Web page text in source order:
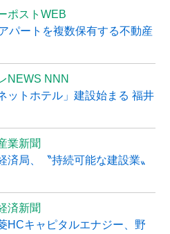
ポストWEB
パートを複数保有する不動産
NEWS NNN
ットホテル」建設始まる 福井
業新聞
済局、〝持続可能な建設業〟
済新聞
HCキャピタルエナジー、野